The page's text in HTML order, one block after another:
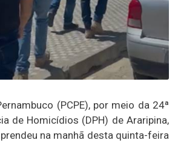
(PCPE), por meio da 24ª
de Homicídios (DPH) de Araripina,
na manhã desta quinta-feira